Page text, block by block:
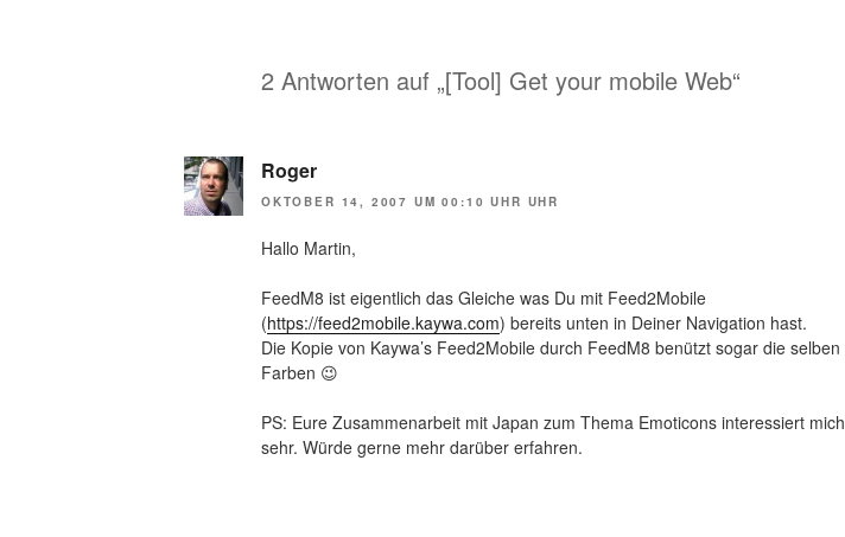
2 Antworten auf „[Tool] Get your mobile Web“
Roger
OKTOBER 14, 2007 UM 00:10 UHR UHR
Hallo Martin,
FeedM8 ist eigentlich das Gleiche was Du mit Feed2Mobile
(https://feed2mobile.kaywa.com) bereits unten in Deiner Navigation hast.
Die Kopie von Kaywa’s Feed2Mobile durch FeedM8 benützt sogar die selben
Farben 😉
PS: Eure Zusammenarbeit mit Japan zum Thema Emoticons interessiert mich
sehr. Würde gerne mehr darüber erfahren.